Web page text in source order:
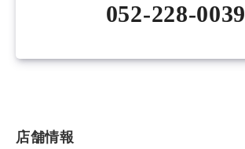
052-228-0039
店舗情報